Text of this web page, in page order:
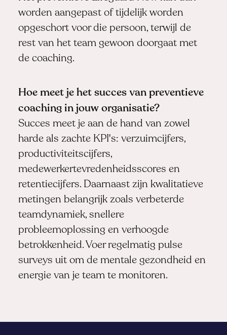
worden aangepast of tijdelijk worden
opgeschort voor die persoon, terwijl de
rest van het team gewoon doorgaat met
de coaching.
Hoe meet je het succes van preventieve
coaching in jouw organisatie?
Succes meet je aan de hand van zowel
harde als zachte KPI's: verzuimcijfers,
productiviteitscijfers,
medewerkertevredenheidsscores en
retentiecijfers. Daarnaast zijn kwalitatieve
metingen belangrijk zoals verbeterde
teamdynamiek, snellere
probleemoplossing en verhoogde
betrokkenheid. Voer regelmatig pulse
surveys uit om de mentale gezondheid en
energie van je team te monitoren.